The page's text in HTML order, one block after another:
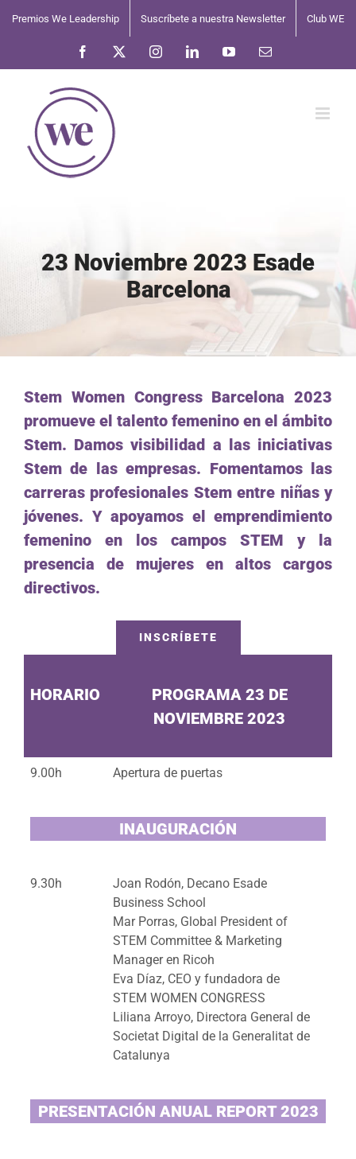
Premios We Leadership Suscríbete a nuestra Newsletter Club WE
Facebook InstagramLinkedInYouTubeCorreo
23 Noviembre 2023 Esade
Barcelona
Stem Women Congress Barcelona 2023
promueve el talento femenino en el ámbito
Stem. Damos visibilidad a las iniciativas
Stem de las empresas. Fomentamos las
carreras profesionales Stem entre niñas y
jóvenes. Y apoyamos el emprendimiento
femenino en los campos STEM y la
presencia de mujeres en altos cargos
directivos.
INSCRÍBETE
HORARIO
PROGRAMA 23 DE
NOVIEMBRE 2023
9.00h Apertura de puertas
INAUGURACIÓN
9.30h
Joan Rodón, Decano Esade
Business School
Mar Porras, Global President of
STEM Committee & Marketing
Manager en Ricoh
Eva Díaz, CEO y fundadora de
STEM WOMEN CONGRESS
Liliana Arroyo, Directora General de
Societat Digital de la Generalitat de
Catalunya
PRESENTACIÓN ANUAL REPORT 2023